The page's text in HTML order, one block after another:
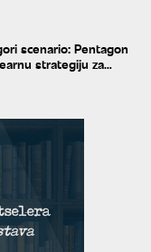
scenario: Pentagon
strategiju za